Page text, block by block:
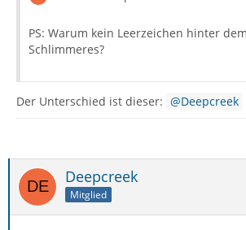
PS: Warum kein Leerzeichen hinter
Schlimmeres?
Der Unterschied ist dieser: Deepcreek
Deepcreek
Mitglied